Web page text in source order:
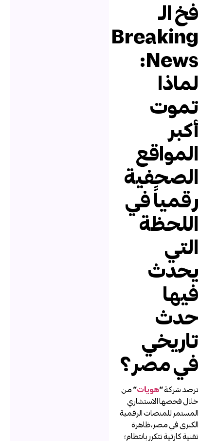
فخ الـ
Breaking
News:
لماذا
تموت
أكبر
المواقع
الصحفية
رقمياً في
اللحظة
التي
يحدث
فيها
حدث
تاريخي
في مصر؟
ترصد شركة“هويات“من
خلال فحصها الاستشاري
المستمر للمنصات الرقمية
الكبرى في مصر، ظاهرة
تقنية كارثية تتكرر بانتظام؛